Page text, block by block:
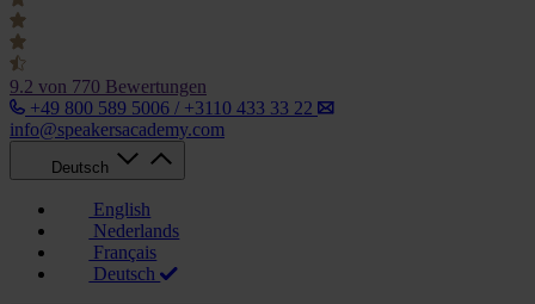
9.2 von 770 Bewertungen
+49 800 589 5006 / +3110 433 33 22
info@speakersacademy.com
Deutsch
English
Nederlands
Français
Deutsch